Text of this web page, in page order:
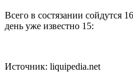
Всего в состязании сойдутся
день уже известно 15:
Источник: liquipedia.net